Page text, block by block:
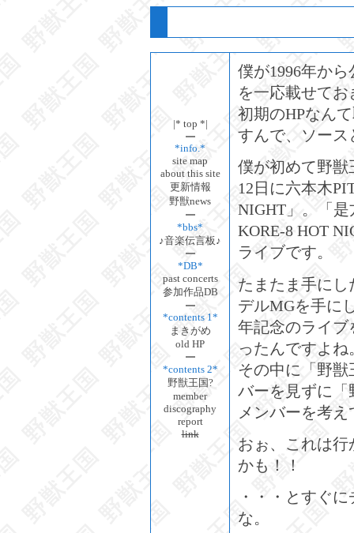
|* top *|
*info.*
site map
about this site
更新情報
野獣news
*bbs*
♪音楽伝言板♪
*DB*
past concerts
参加作品DB
*contents 1*
まきがめ
old HP
*contents 2*
野獣王国?
member
discography
report
link
僕が1996年か
を一応載せてお
初期のHPなん
すんで、ソー
僕が初めて野獣
12日に六本木
NIGHT」。「
KORE-8 HOT
ライブです。
たまたま手に
デルMGを手に
年記念のライブ
ったんですよね
その中に「野
バーを見ずに「
メンバーを考
おぉ、これは
かも！！
・・・とすぐ
な。